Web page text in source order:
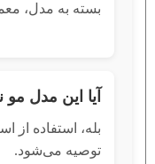
بسته به مدل، معمولاً بین
آیا این مدل
بله، استفاده
توصیه می‌شود.